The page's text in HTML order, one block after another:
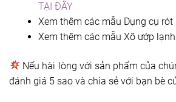
TẠI ĐÂY
Xem thêm các mẫu Dụng cụ rót
Xem thêm các mẫu Xô ướp
Nếu hài lòng với sản phẩm của
đánh giá 5 sao và chia sẻ với bạn bè